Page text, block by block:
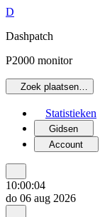
D
Dashpatch
P2000 monitor
Zoek plaatsen…
Statistieken
Gidsen
Account
10:00:04
do 06 aug 2026